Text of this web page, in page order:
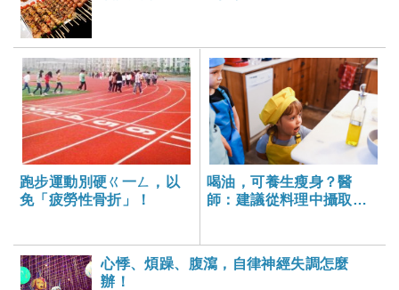
跑步運動別硬ㄍ一ㄥ，以
免「疲勞性骨折」！
喝油，可養生瘦身？醫
師：建議從料理中攝取，
心悸、煩躁、腹瀉，自律神經失調怎麼
辦！